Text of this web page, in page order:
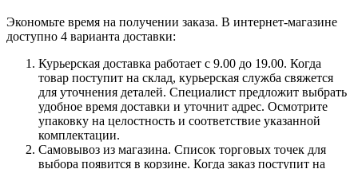
Экономьте время на получении заказа. В интернет-магазине
доступно 4 варианта доставки:
Курьерская доставка работает с 9.00 до 19.00. Когда
товар поступит на склад, курьерская служба свяжется
для уточнения деталей. Специалист предложит выбрать
удобное время доставки и уточнит адрес. Осмотрите
упаковку на целостность и соответствие указанной
комплектации.
Самовывоз из магазина. Список торговых точек для
выбора появится в корзине. Когда заказ поступит на